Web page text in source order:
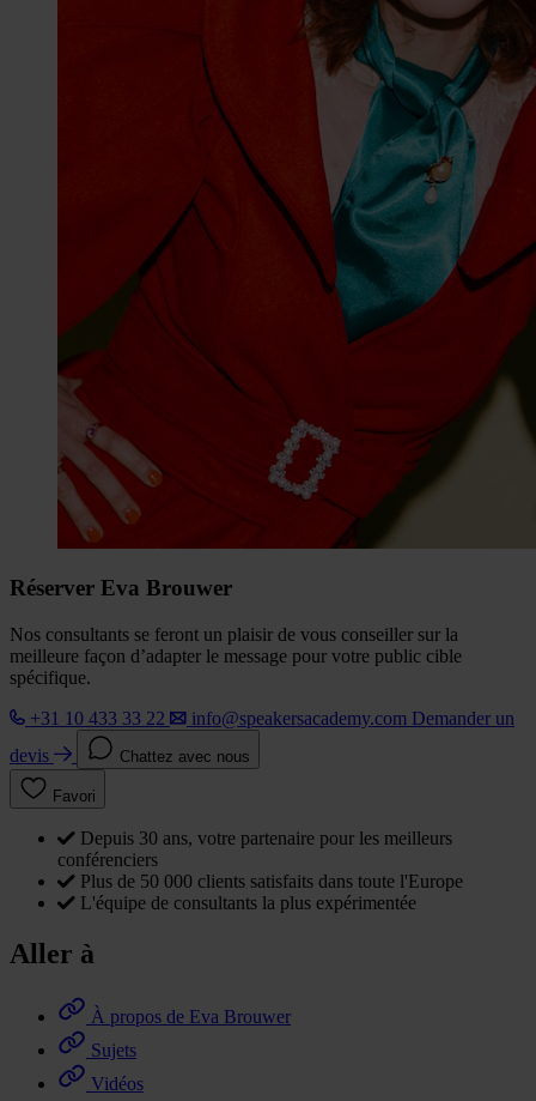
Réserver Eva Brouwer
Nos consultants se feront un plaisir de vous conseiller sur la
meilleure façon d’adapter le message pour votre public cible
spécifique.
+31 10 433 33 22
info@speakersacademy.com Demander un
devis
Chattez avec nous
Favori
Depuis 30 ans, votre partenaire pour les meilleurs
conférenciers
Plus de 50 000 clients satisfaits dans toute l'Europe
L'équipe de consultants la plus expérimentée
Aller à
À propos de Eva Brouwer
Sujets
Vidéos